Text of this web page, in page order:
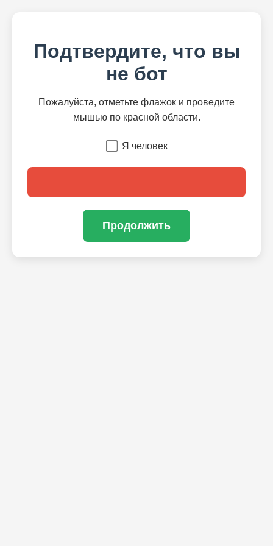
Подтвердите, что вы
не бот
Пожалуйста, отметьте флажок и проведите
мышью по красной области.
Я человек
Продолжить